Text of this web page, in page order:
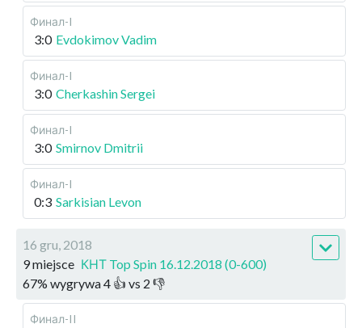
Финал-I
3:0 Evdokimov Vadim
Финал-I
3:0 Cherkashin Sergei
Финал-I
3:0 Smirnov Dmitrii
Финал-I
0:3 Sarkisian Levon
16 gru, 2018
9 miejsce КНТ Top Spin 16.12.2018 (0-600)
67% wygrywa4 👍 vs 2 👎
Финал-II